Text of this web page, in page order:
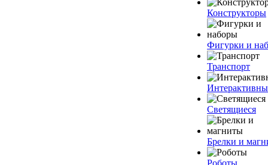
Конструкторы
Фигурки и
Транспорт
Светящиеся
Брелки и
Роботы